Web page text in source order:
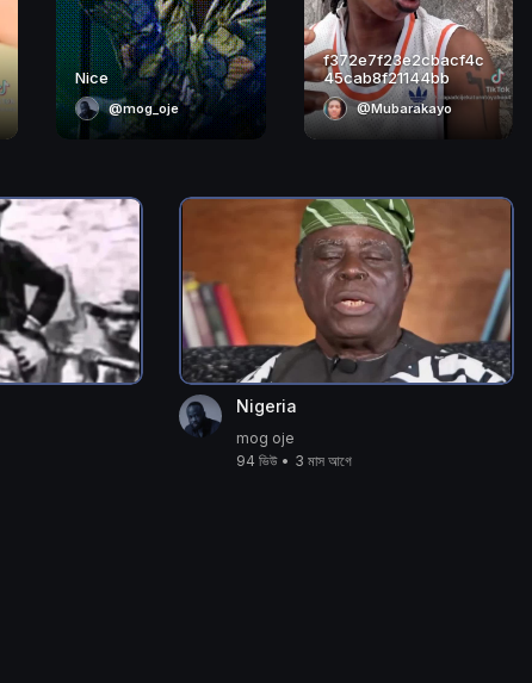
Nice
@mog_oje
f372e7f23e2cbacf4c
45cab8f21144bb
@Mubarakayo
Nigeria
mog oje
94 ভিউ • 3 মাস আগে